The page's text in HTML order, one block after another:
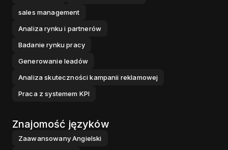
sales management
Analiza rynku i partnerów
Badanie rynku pracy
Generowanie leadów
Analiza skuteczności kampanii reklamowej
Praca z systemem KPI
Znajomość języków
ZaawansowanyAngielski